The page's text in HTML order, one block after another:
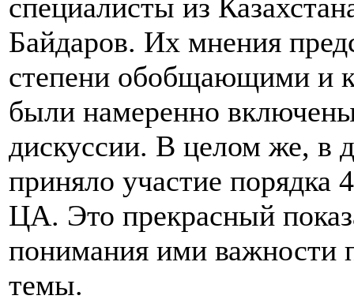
специалисты из
Байдаров. Их мнения
степени обобщающими и
были намеренно
дискуссии. В целом же, в
приняло участие порядка
ЦА. Это прекрасный
понимания ими важности
темы.